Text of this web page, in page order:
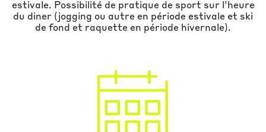
estivale. Possibilité de pratique de sport sur l’heure
du diner (jogging ou autre en période estivale et ski
de fond et raquette en période hivernale).